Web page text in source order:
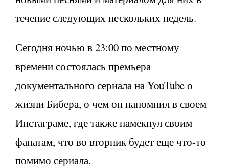
течение следующих нескольких недель.
Сегодня ночью в 23:00 по местному
времени состоялась премьера
документального сериала на YouTube о
жизни Бибера, о чем он напомнил в своем
Инстаграме, где также намекнул своим
фанатам, что во вторник будет еще что-то
помимо сериала.